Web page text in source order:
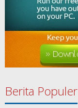
Berita Populer